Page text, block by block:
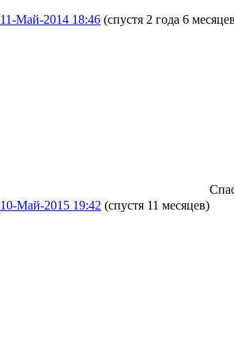
11-Май-2014 18:46 (спустя 2 года 6
10-Май-2015 19:42 (спустя 11 месяцев)